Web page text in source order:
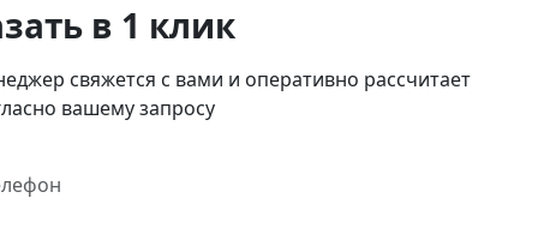
в 1 клик
свяжется с вами и оперативно рассчитает
вашему запросу